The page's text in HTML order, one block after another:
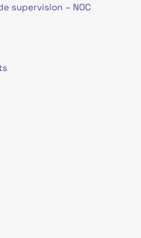
supervision – NOC